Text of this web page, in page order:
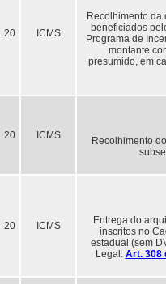
20 ICMS
Recolhimento da
beneficiados
Programa de
montante
presumido, em
20 ICMS
Recolhimento
20 ICMS
Entrega do
inscritos no
estadual (sem
Legal: Art. 308